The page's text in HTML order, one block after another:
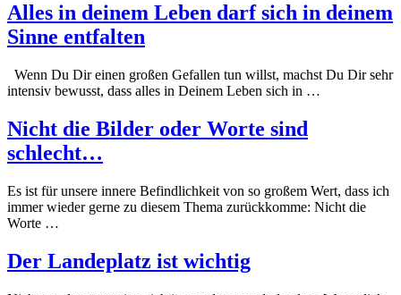
Alles in deinem Leben darf sich in deinem
Sinne entfalten
Wenn Du Dir einen großen Gefallen tun willst, machst Du Dir sehr
intensiv bewusst, dass alles in Deinem Leben sich in …
Nicht die Bilder oder Worte sind
schlecht…
Es ist für unsere innere Befindlichkeit von so großem Wert, dass ich
immer wieder gerne zu diesem Thema zurückkomme: Nicht die
Worte …
Der Landeplatz ist wichtig